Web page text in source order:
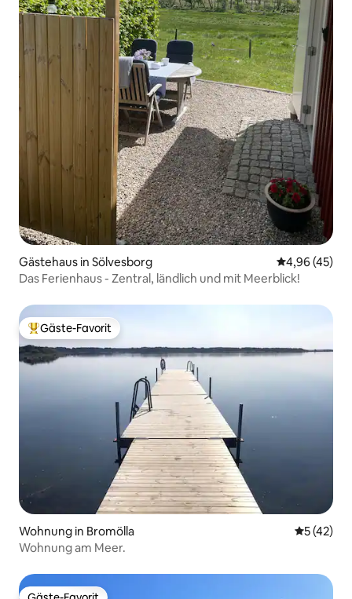
Gästehaus in Sölvesborg
4,96 (45)
Das Ferienhaus - Zentral, ländlich und mit Meerblick!
Beliebter Gäste-Favorit.
Gäste-Favorit
Wohnung in Bromölla
5 (42)
Wohnung am Meer.